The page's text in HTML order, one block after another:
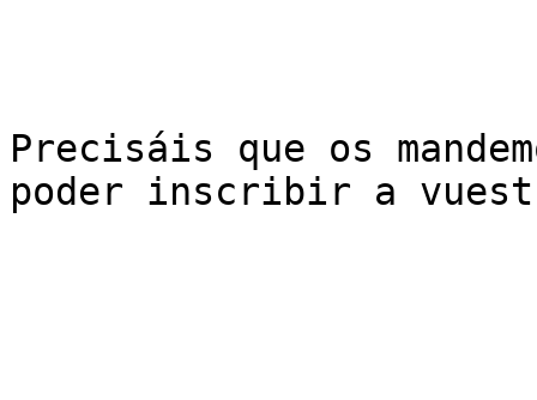
Precisáis que os
poder inscribir a